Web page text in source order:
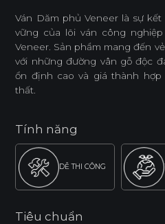
Ván Dăm phủ Veneer là sự
vững của lõi ván công
Veneer. Sản phẩm mang đến
với những đường vân gỗ độc
ổn định cao và giá thành
thất.
Tính năng
DỄ THI CÔNG
Tiêu chuẩn